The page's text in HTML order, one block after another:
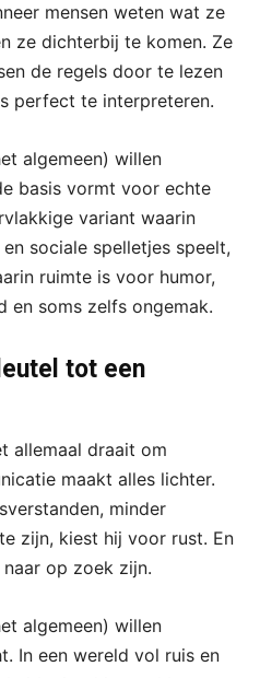
mensen weten wat ze
ze dichterbij te komen. Ze
de regels door te lezen
perfect te interpreteren.
algemeen) willen
basis vormt voor echte
variant waarin
sociale spelletjes speelt,
ruimte is voor humor,
en soms zelfs ongemak.
tot een
allemaal draait om
maakt alles lichter.
minder
zijn, kiest hij voor rust. En
op zoek zijn.
algemeen) willen
In een wereld vol ruis en